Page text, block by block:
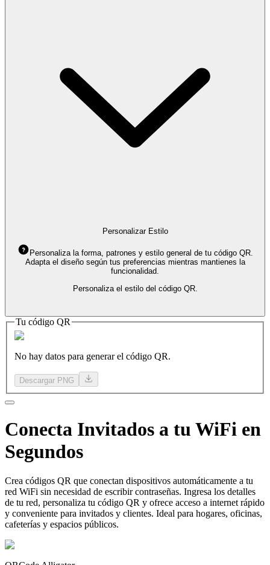
Personalizar Estilo
Personaliza la forma, patrones y estilo general de tu código QR.
Adapta el diseño según tus preferencias mientras mantienes la
funcionalidad.
Personaliza el estilo del código QR.
Tu código QR
No hay datos para generar el código QR.
Descargar PNG
Conecta Invitados a tu WiFi en
Segundos
Crea códigos QR que conectan dispositivos automáticamente a tu
red WiFi sin necesidad de escribir contraseñas. Ingresa los detalles
de tu red, personaliza tu código QR y ofrece acceso a internet rápido
y conveniente para invitados y clientes. Ideal para hogares, oficinas,
cafeterías y espacios públicos.